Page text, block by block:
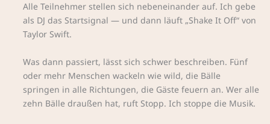
Alle Teilnehmer stellen sich nebeneinander auf. Ich gebe
als DJ das Startsignal — und dann läuft „Shake It Off“ von
Taylor Swift.
Was dann passiert, lässt sich schwer beschreiben. Fünf
oder mehr Menschen wackeln wie wild, die Bälle
springen in alle Richtungen, die Gäste feuern an. Wer alle
zehn Bälle draußen hat, ruft Stopp. Ich stoppe die Musik.